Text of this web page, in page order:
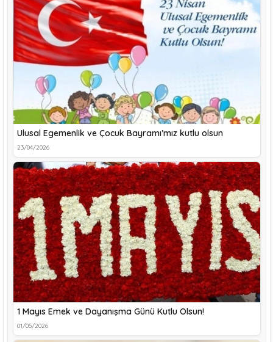
Ulusal Egemenlik ve Çocuk Bayramı’mız kutlu olsun
23/04/2026
1 Mayıs Emek ve Dayanışma Günü Kutlu Olsun!
01/05/2026